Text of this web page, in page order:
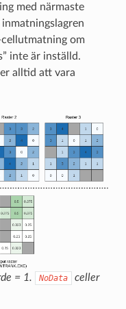
med närmaste
om
inte är inställd.
alltid att vara
= 1. NoData
celler